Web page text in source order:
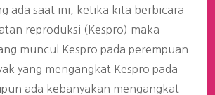
ada saat ini, ketika kita berbicara
reproduksi (Kespro) maka
muncul Kespro pada perempuan
yang mengangkat Kespro pada
ada kebanyakan mengangkat